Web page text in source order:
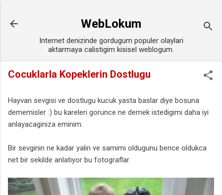
WebLokum
Internet denizinde gordugum populer olaylari
aktarmaya calistigim kisisel weblogum.
Cocuklarla Kopeklerin Dostlugu
Hayvan sevgisi ve dostlugu kucuk yasta baslar diye bosuna
dememisler :) bu kareleri gorunce ne demek istedigimi daha iyi
anlayacaginiza eminim.
Bir sevginin ne kadar yalin ve samimi oldugunu bence oldukca
net bir sekilde anlatiyor bu fotograflar.